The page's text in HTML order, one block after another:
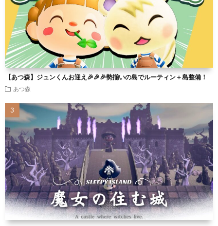
【あつ森】ジュンくんお迎え🎉🎉🎉勢揃いの島でルーティン＋島整備！
あつ森